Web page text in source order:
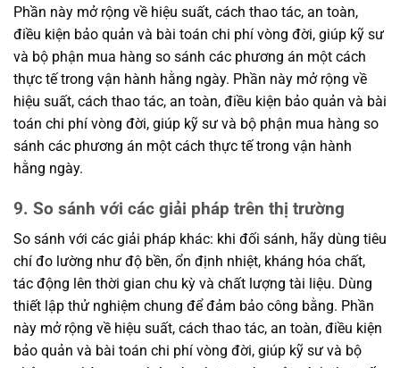
Phần này mở rộng về hiệu suất, cách thao tác, an toàn,
điều kiện bảo quản và bài toán chi phí vòng đời, giúp kỹ sư
và bộ phận mua hàng so sánh các phương án một cách
thực tế trong vận hành hằng ngày. Phần này mở rộng về
hiệu suất, cách thao tác, an toàn, điều kiện bảo quản và bài
toán chi phí vòng đời, giúp kỹ sư và bộ phận mua hàng so
sánh các phương án một cách thực tế trong vận hành
hằng ngày.
9. So sánh với các giải pháp trên thị trường
So sánh với các giải pháp khác: khi đối sánh, hãy dùng tiêu
chí đo lường như độ bền, ổn định nhiệt, kháng hóa chất,
tác động lên thời gian chu kỳ và chất lượng tài liệu. Dùng
thiết lập thử nghiệm chung để đảm bảo công bằng. Phần
này mở rộng về hiệu suất, cách thao tác, an toàn, điều kiện
bảo quản và bài toán chi phí vòng đời, giúp kỹ sư và bộ